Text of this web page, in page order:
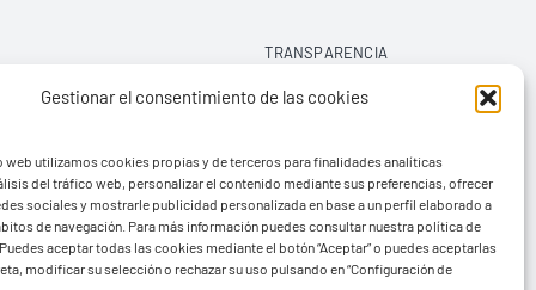
Gestionar el consentimiento de las cookies
web utilizamos cookies propias y de terceros para finalidades analíticas
del tráfico web, personalizar el contenido mediante sus preferencias, ofrecer
sociales y mostrarle publicidad personalizada en base a un perfil elaborado a
de navegación. Para más información puedes consultar nuestra política de
Puedes aceptar todas las cookies mediante el botón “Aceptar” o puedes aceptarlas
modificar su selección o rechazar su uso pulsando en “Configuración de
TRANSPARENCIA
AVISO LEGAL
POLÍTICA DE PRIVACIDAD
POLÍTICA DE COOKIES (UE)